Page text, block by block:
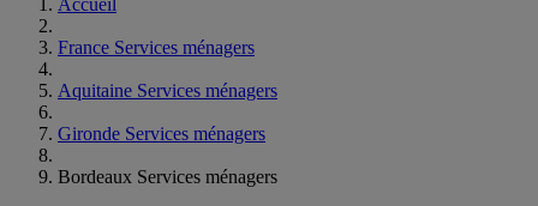
Accueil
France Services ménagers
Aquitaine Services ménagers
Gironde Services ménagers
Bordeaux Services ménagers